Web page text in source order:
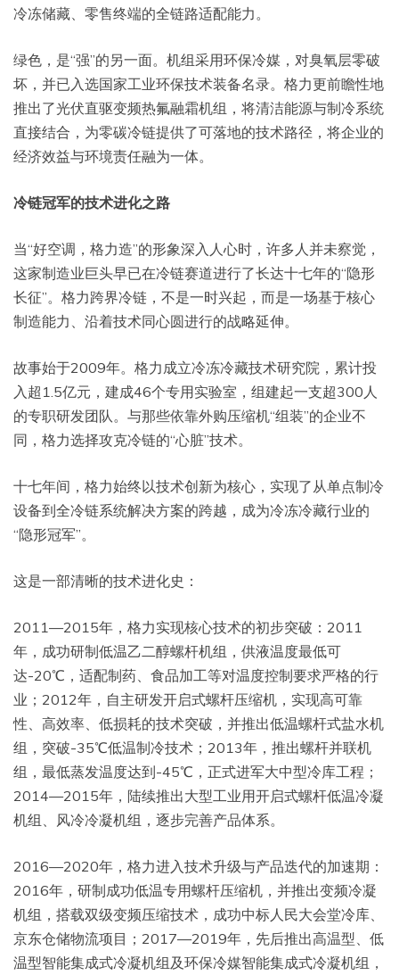
冷冻储藏、零售终端的全链路适配能力。
绿色，是“强”的另一面。机组采用环保冷媒，对臭氧层零破
坏，并已入选国家工业环保技术装备名录。格力更前瞻性地
推出了光伏直驱变频热氟融霜机组，将清洁能源与制冷系统
直接结合，为零碳冷链提供了可落地的技术路径，将企业的
经济效益与环境责任融为一体。
冷链冠军的技术进化之路
当“好空调，格力造”的形象深入人心时，许多人并未察觉，
这家制造业巨头早已在冷链赛道进行了长达十七年的“隐形
长征”。格力跨界冷链，不是一时兴起，而是一场基于核心
制造能力、沿着技术同心圆进行的战略延伸。
故事始于2009年。格力成立冷冻冷藏技术研究院，累计投
入超1.5亿元，建成46个专用实验室，组建起一支超300人
的专职研发团队。与那些依靠外购压缩机“组装”的企业不
同，格力选择攻克冷链的“心脏”技术。
十七年间，格力始终以技术创新为核心，实现了从单点制冷
设备到全冷链系统解决方案的跨越，成为冷冻冷藏行业的
“隐形冠军”。
这是一部清晰的技术进化史：
2011—2015年，格力实现核心技术的初步突破：2011
年，成功研制低温乙二醇螺杆机组，供液温度最低可
达-20℃，适配制药、食品加工等对温度控制要求严格的行
业；2012年，自主研发开启式螺杆压缩机，实现高可靠
性、高效率、低损耗的技术突破，并推出低温螺杆式盐水机
组，突破-35℃低温制冷技术；2013年，推出螺杆并联机
组，最低蒸发温度达到-45℃，正式进军大中型冷库工程；
2014—2015年，陆续推出大型工业用开启式螺杆低温冷凝
机组、风冷冷凝机组，逐步完善产品体系。
2016—2020年，格力进入技术升级与产品迭代的加速期：
2016年，研制成功低温专用螺杆压缩机，并推出变频冷凝
机组，搭载双级变频压缩技术，成功中标人民大会堂冷库、
京东仓储物流项目；2017—2019年，先后推出高温型、低
温型智能集成式冷凝机组及环保冷媒智能集成式冷凝机组，